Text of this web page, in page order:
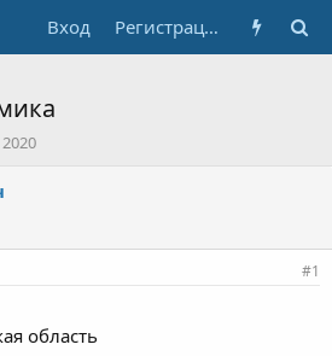
Вход Регистрация
#1
область